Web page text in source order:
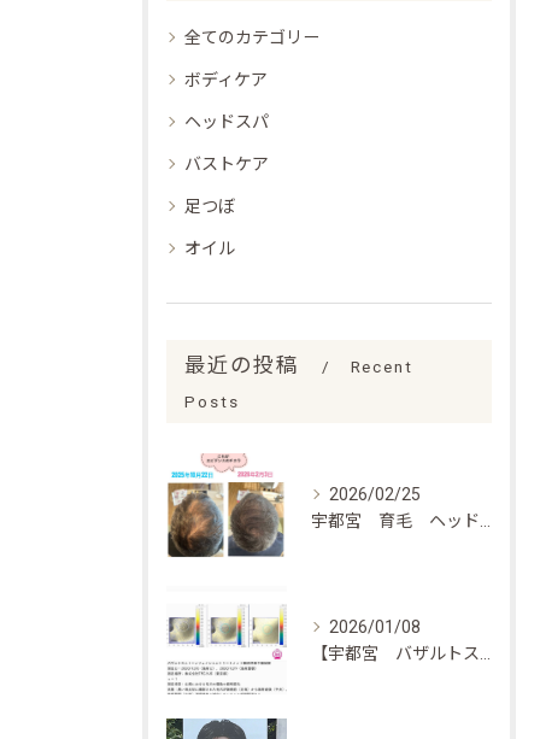
全てのカテゴリー
ボディケア
ヘッドスパ
バストケア
足つぼ
オイル
最近の投稿
Recent
Posts
2026/02/25
宇都宮 育毛 ヘッドスパ エビデンスあり
2026/01/08
【宇都宮 バザルトストーン フェイシャル 毛穴縮小エビデンス】